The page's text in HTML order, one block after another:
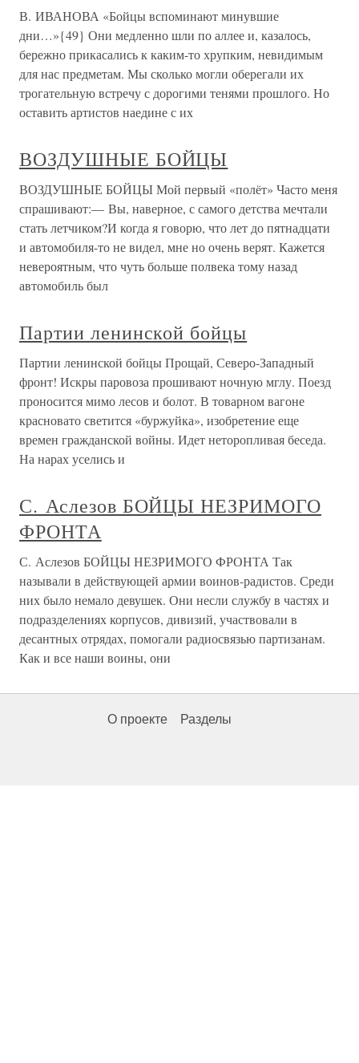
В. ИВАНОВА «Бойцы вспоминают минувшие
дни…»{49} Они медленно шли по аллее и, казалось,
бережно прикасались к каким-то хрупким, невидимым
для нас предметам. Мы сколько могли оберегали их
трогательную встречу с дорогими тенями прошлого. Но
оставить артистов наедине с их
ВОЗДУШНЫЕ БОЙЦЫ
ВОЗДУШНЫЕ БОЙЦЫ Мой первый «полёт» Часто меня
спрашивают:— Вы, наверное, с самого детства мечтали
стать летчиком?И когда я говорю, что лет до пятнадцати
и автомобиля-то не видел, мне но очень верят. Кажется
невероятным, что чуть больше полвека тому назад
автомобиль был
Партии ленинской бойцы
Партии ленинской бойцы Прощай, Северо-Западный
фронт! Искры паровоза прошивают ночную мглу. Поезд
проносится мимо лесов и болот. В товарном вагоне
красновато светится «буржуйка», изобретение еще
времен гражданской войны. Идет неторопливая беседа.
На нарах уселись и
С. Аслезов БОЙЦЫ НЕЗРИМОГО
ФРОНТА
С. Аслезов БОЙЦЫ НЕЗРИМОГО ФРОНТА Так
называли в действующей армии воинов-радистов. Среди
них было немало девушек. Они несли службу в частях и
подразделениях корпусов, дивизий, участвовали в
десантных отрядах, помогали радиосвязью партизанам.
Как и все наши воины, они
О проекте Разделы